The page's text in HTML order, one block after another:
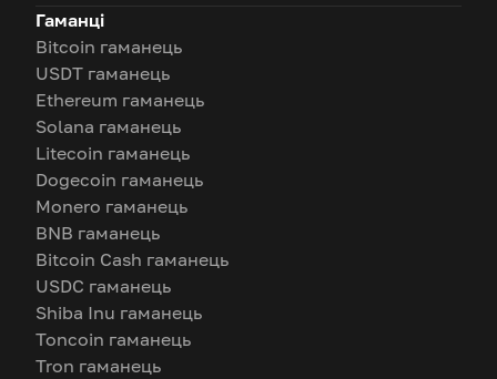
Гаманці
Bitcoin гаманець
USDT гаманець
Ethereum гаманець
Solana гаманець
Litecoin гаманець
Dogecoin гаманець
Monero гаманець
BNB гаманець
Bitcoin Cash гаманець
USDC гаманець
Shiba Inu гаманець
Toncoin гаманець
Tron гаманець